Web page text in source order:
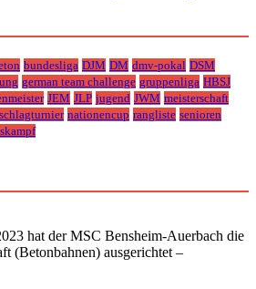
bundesliga DJM DM dmv-pokal DSM
german team challenge gruppenliga HBSJ
JEM JLP jugend JWM meisterschaft
nationencup rangliste senioren
hat der MSC Bensheim-Auerbach die
(Betonbahnen) ausgerichtet –